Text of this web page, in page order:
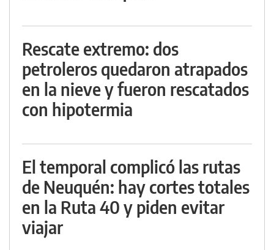
Rescate extremo: dos
petroleros quedaron atrapados
en la nieve y fueron rescatados
con hipotermia
El temporal complicó las rutas
de Neuquén: hay cortes totales
en la Ruta 40 y piden evitar
viajar